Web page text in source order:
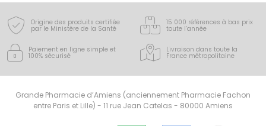
Origine des produits certifiée
par le Ministère de la Santé
15 000 références à bas prix
toute l’année
Paiement en ligne simple et
100% sécurisé
Livraison dans toute la
France métropolitaine
Grande Pharmacie d’Amiens (anciennement Pharmacie Fachon
entre Paris et Lille) - 11 rue Jean Catelas - 80000 Amiens